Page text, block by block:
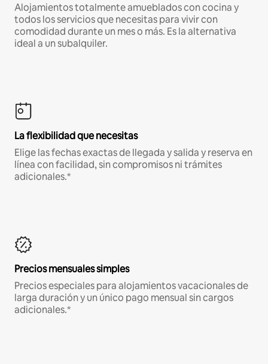
Alojamientos totalmente amueblados con cocina y
todos los servicios que necesitas para vivir con
comodidad durante un mes o más. Es la alternativa
ideal a un subalquiler.
La flexibilidad que necesitas
Elige las fechas exactas de llegada y salida y reserva en
línea con facilidad, sin compromisos ni trámites
adicionales.*
Precios mensuales simples
Precios especiales para alojamientos vacacionales de
larga duración y un único pago mensual sin cargos
adicionales.*